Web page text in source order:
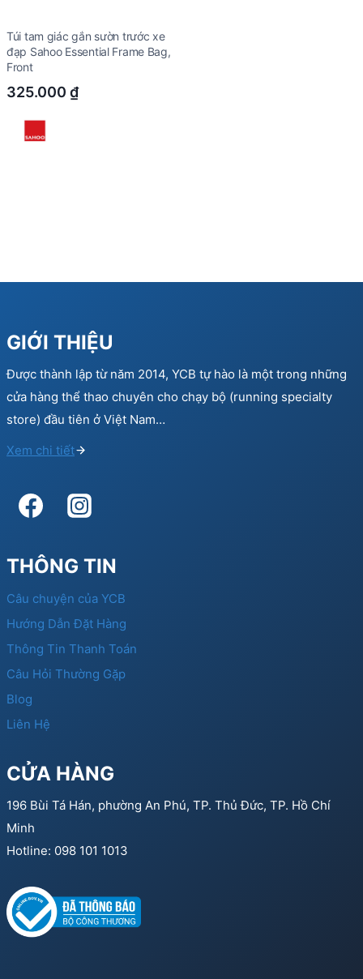
Túi tam giác gắn sườn trước xe
đạp Sahoo Essential Frame Bag,
Front
325.000 ₫
GIỚI THIỆU
Được thành lập từ năm 2014, YCB tự hào là một trong những
cửa hàng thể thao chuyên cho chạy bộ (running specialty
store) đầu tiên ở Việt Nam…
Xem chi tiết
THÔNG TIN
Câu chuyện của YCB
Hướng Dẫn Đặt Hàng
Thông Tin Thanh Toán
Câu Hỏi Thường Gặp
Blog
Liên Hệ
CỬA HÀNG
196 Bùi Tá Hán, phường An Phú, TP. Thủ Đức, TP. Hồ Chí
Minh
Hotline: 098 101 1013